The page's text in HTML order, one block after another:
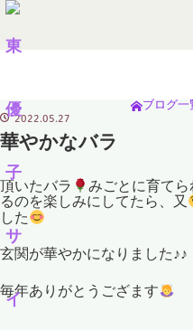
ホーム
ブログ一
2022.05.27
華やかなバラ
頂いたバラ
みごとに育て
るのを楽しみにしてたら、又
した
玄関が華やかになりました♪♪
毎年ありがとうござます